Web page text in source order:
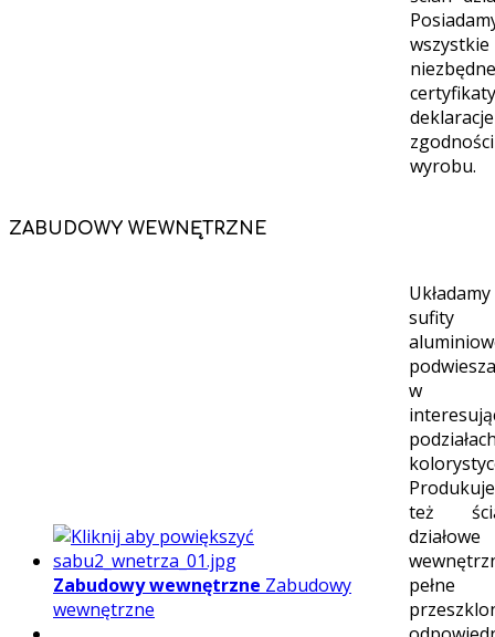
wszystkie
niezbędne
deklaracje
zgodności
wyrobu.
ZABUDOWY WEWNĘTRZNE
Zabudowy wewnętrzne Zabudowy
wewnętrzne
Układamy
sufity
w
też
działowe